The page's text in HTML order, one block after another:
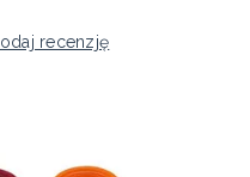
recenzję